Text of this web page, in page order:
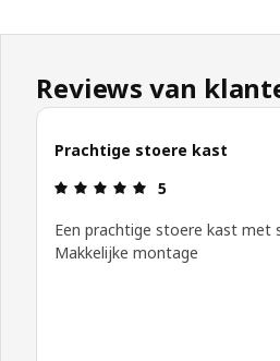
Reviews van
Prachtige stoere kast
Review: 5 van 5
5
Een prachtige stoere kast met
Makkelijke montage